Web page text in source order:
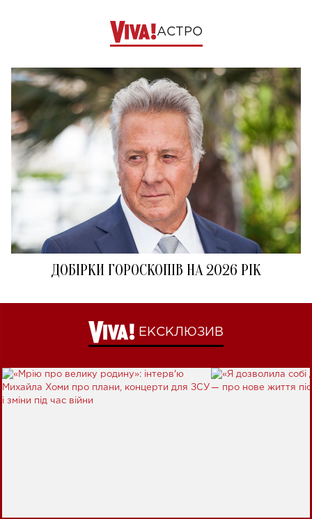
АСТРО
ДОБІРКИ ГОРОСКОПІВ НА 2026 РІК
ЕКСКЛЮЗИВ